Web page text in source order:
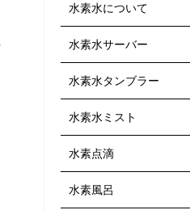
水素水について
水素水サーバー
水素水タンブラー
水素水ミスト
水素点滴
水素風呂